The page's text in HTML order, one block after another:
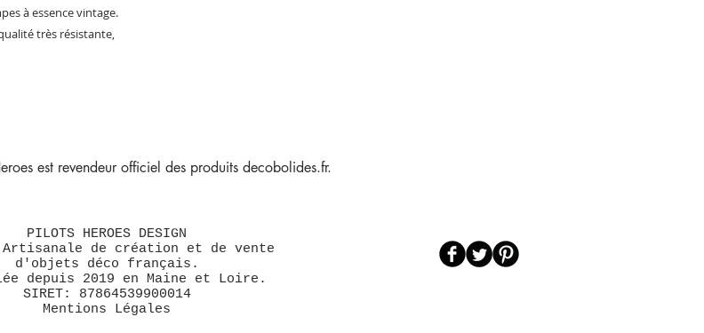
à essence vintage.
très résistante,
est revendeur officiel des produits decobolides.fr.
PILOTS HEROES DESIGN
Artisanale de création et de vente
d'objets déco français.
depuis 2019 en Maine et Loire.
SIRET: 87864539900014
Mentions Légales